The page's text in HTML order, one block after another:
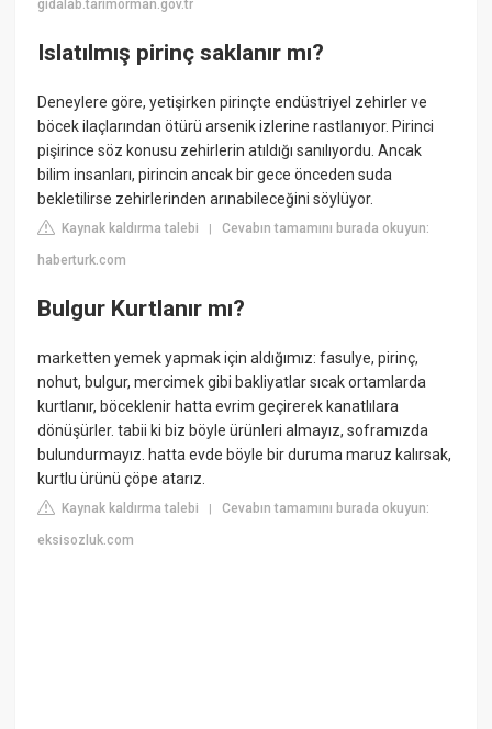
gidalab.tarimorman.gov.tr
Islatılmış pirinç saklanır mı?
Deneylere göre, yetişirken pirinçte endüstriyel zehirler ve
böcek ilaçlarından ötürü arsenik izlerine rastlanıyor. Pirinci
pişirince söz konusu zehirlerin atıldığı sanılıyordu. Ancak
bilim insanları, pirincin ancak bir gece önceden suda
bekletilirse zehirlerinden arınabileceğini söylüyor.
Kaynak kaldırma talebi |Cevabın tamamını burada okuyun:
haberturk.com
Bulgur Kurtlanır mı?
marketten yemek yapmak için aldığımız: fasulye, pirinç,
nohut, bulgur, mercimek gibi bakliyatlar sıcak ortamlarda
kurtlanır, böceklenir hatta evrim geçirerek kanatlılara
dönüşürler. tabii ki biz böyle ürünleri almayız, soframızda
bulundurmayız. hatta evde böyle bir duruma maruz kalırsak,
kurtlu ürünü çöpe atarız.
Kaynak kaldırma talebi |Cevabın tamamını burada okuyun:
eksisozluk.com